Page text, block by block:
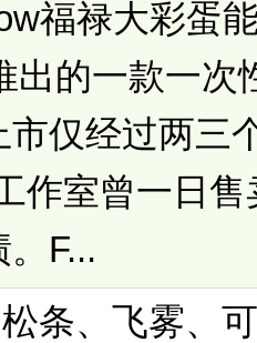
福禄大彩蛋
出的一款一
仅经过两三
作室曾一日
F...
条、飞雾、